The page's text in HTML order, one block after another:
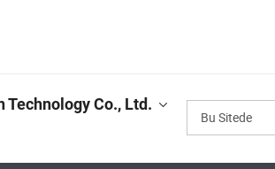
Bu Sitede
Co., Ltd.